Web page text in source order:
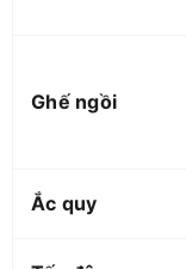
Ghế ngồi
Ắc quy